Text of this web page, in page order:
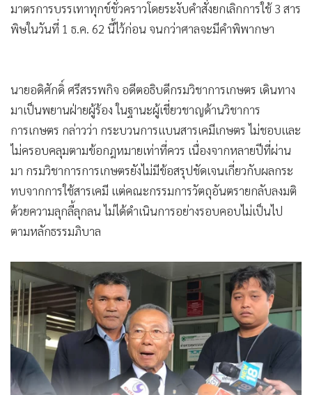
มาตรการบรรเทาทุกข์ชั่วคราวโดยระงับคำสั่งยกเลิกการใช้ 3 สาร
พิษในวันที่ 1 ธ.ค. 62 นี้ไว้ก่อน จนกว่าศาลจะมีคำพิพากษา
นายอดิศักดิ์ ศรีสรรพกิจ อดีตอธิบดีกรมวิชาการเกษตร เดินทาง
มาเป็นพยานฝ่ายผู้ร้อง ในฐานะผู้เชี่ยวชาญด้านวิชาการ
การเกษตร กล่าวว่า กระบวนการแบนสารเคมีเกษตร ไม่ชอบและ
ไม่ครอบคลุมตามข้อกฎหมายเท่าที่ควร เนื่องจากหลายปีที่ผ่าน
มา กรมวิชาการการเกษตรยังไม่มีข้อสรุปชัดเจนเกี่ยวกับผลกระ
ทบจากการใช้สารเคมี แต่คณะกรรมการวัตถุอันตรายกลับลงมติ
ด้วยความลุกลี้ลุกลน ไม่ได้ดำเนินการอย่างรอบคอบไม่เป็นไป
ตามหลักธรรมภิบาล